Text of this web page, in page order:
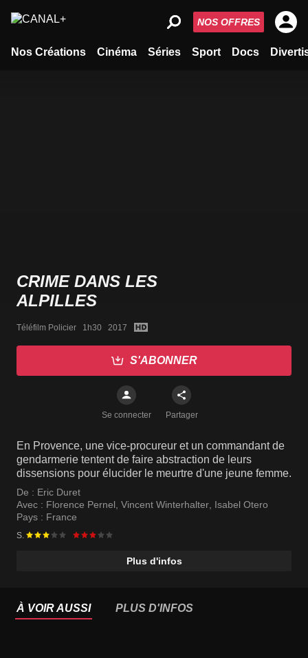
Nos Créations Cinéma Séries Sport Docs
NOS OFFRES
CRIME DANS LES
ALPILLES
Téléfilm Policier   1h30   2017
S'ABONNER
Se connecter Partager
En Provence, une vice-procureur et un commandant de
gendarmerie tentent de faire abstraction de leurs
dissensions pour élucider le meurtre d'une jeune femme.
De : Eric Duret
Avec : Florence Pernel Vincent Winterhalter Isabel Otero
Pays : France
S.
Plus d'infos
À VOIR AUSSI PLUS D'INFOS